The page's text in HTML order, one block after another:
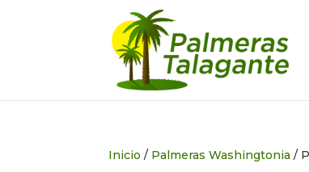
Inicio / Palmeras Washingtonia /